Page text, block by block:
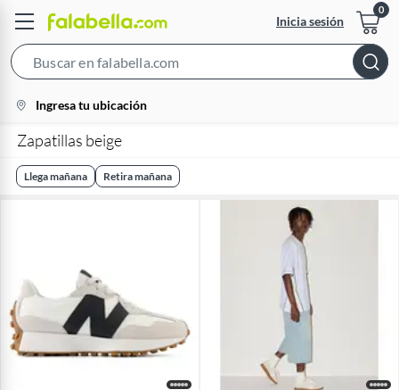
Inicia sesión
Bar
location-
icon
Ingresa tu ubicación
Zapatillas beige
Llega mañana Retira mañana